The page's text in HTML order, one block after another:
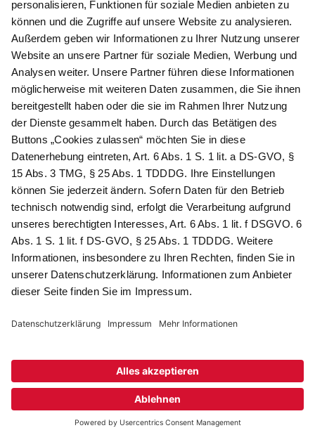
Newsletter abonnieren
Als Dankeschön für Ihr D&K Newsletter-Abo
erhalten Sie ein 10 € -Gutschein:
Das sind Ihre Vorteile
@ Newsletter Abonnieren
Wir verarbeiten Ihre Daten gemäß unserer
Datenschutzerklärung .
Preise zzgl. gesetzlich gültiger MwSt., zzgl.
Sichere Daten dank SSL-Verschlüsselung.